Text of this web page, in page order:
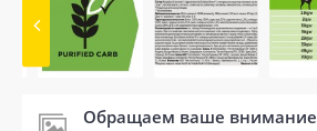
Обращаем ваше внимание